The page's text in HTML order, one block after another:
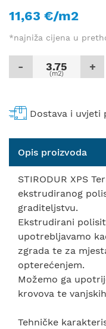
11,63 €/m2
*najniža cijena u
- +
(m2)
Dostava i uvjeti
Opis proizvoda
STIRODUR XPS
ekstrudiranog
graditeljstvu.
Ekstrudirani
upotrebljavamo
zgrada te za
opterećenjem.
Možemo ga
krovova te
Tehničke